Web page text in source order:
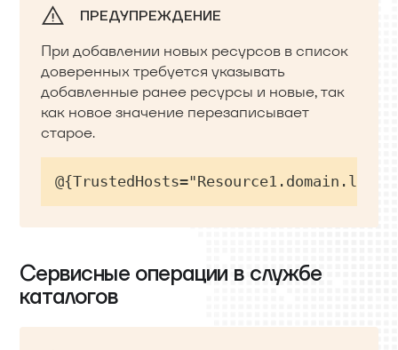
ПРЕДУПРЕЖДЕНИЕ
При добавлении новых ресурсов в список
доверенных требуется указывать
добавленные ранее ресурсы и новые, так
как новое значение перезаписывает
старое.
Сервисные операции в cлужбе
каталогов